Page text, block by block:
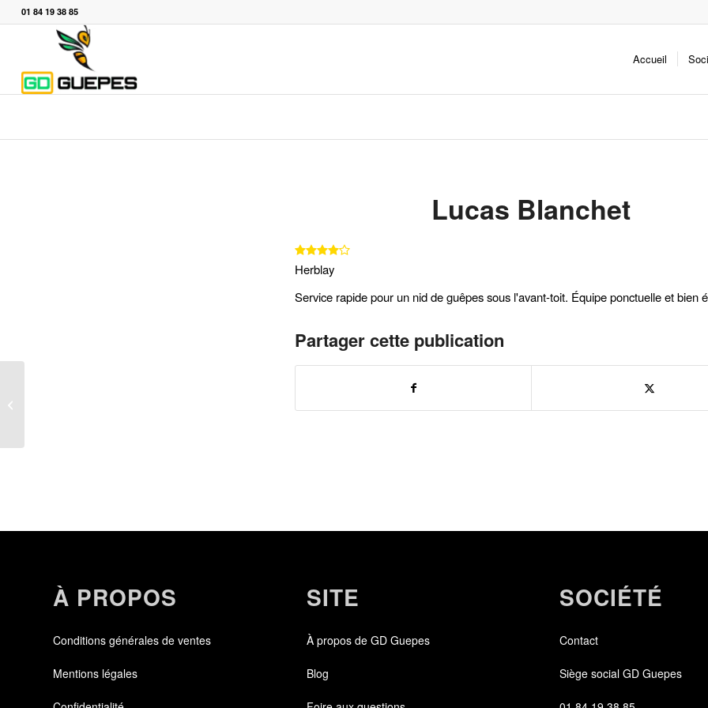
01 84 19 38 85
Accueil
Lucas Blanchet
Herblay
Service rapide pour un nid de guêpes sous l'avant-toit. Équipe ponctuelle et bien
Partager cette publication
À PROPOS
Conditions générales de ventes
Mentions légales
SITE
À propos de GD Guepes
Blog
SOCIÉTÉ
Contact
Siège social GD Guepes